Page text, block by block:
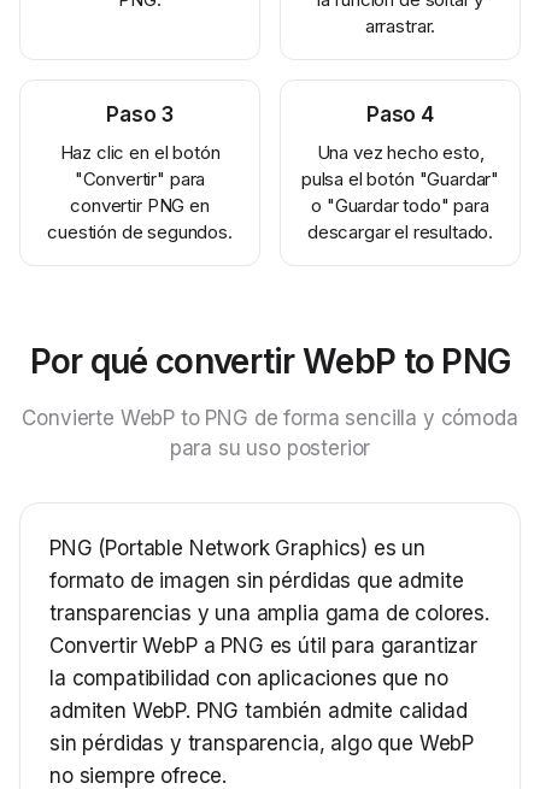
arrastrar.
Paso 3
Haz clic en el botón
"Convertir" para
convertir PNG en
cuestión de segundos.
Paso 4
Una vez hecho esto,
pulsa el botón "Guardar"
o "Guardar todo" para
descargar el resultado.
Por qué convertir WebP to PNG
Convierte WebP to PNG de forma sencilla y cómoda
para su uso posterior
PNG (Portable Network Graphics) es un
formato de imagen sin pérdidas que admite
transparencias y una amplia gama de colores.
Convertir WebP a PNG es útil para garantizar
la compatibilidad con aplicaciones que no
admiten WebP. PNG también admite calidad
sin pérdidas y transparencia, algo que WebP
no siempre ofrece.